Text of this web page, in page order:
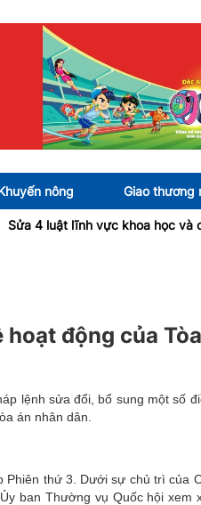
nông Giao thương
vực khoa học và công nghệ:
động của
lệnh sửa đổi, bổ sung một số
án nhân dân.
thứ 3. Dưới sự chủ trì của
ban Thường vụ Quốc hội xem